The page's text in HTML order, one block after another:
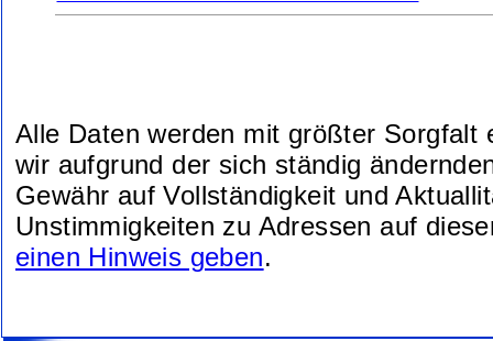
Alle Daten werden mit größter Sorgfalt
wir aufgrund der sich ständig
Gewähr auf Vollständigkeit und
Unstimmigkeiten zu Adressen auf
einen Hinweis geben.